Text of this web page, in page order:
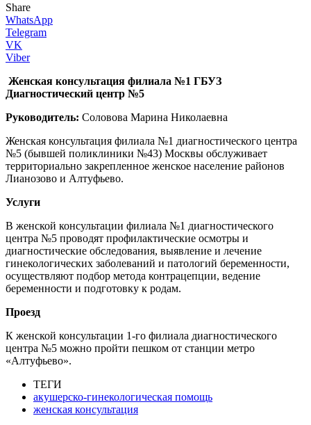
Share
WhatsApp
Telegram
VK
Viber
Женская консультация филиала №1 ГБУЗ
Диагностический центр №5
Руководитель: Соловова Марина Николаевна
Женская консультация филиала №1 диагностического центра
№5 (бывшей поликлиники №43) Москвы обслуживает
территориально закрепленное женское население районов
Лианозово и Алтуфьево.
Услуги
В женской консультации филиала №1 диагностического
центра №5 проводят профилактические осмотры и
диагностические обследования, выявление и лечение
гинекологических заболеваний и патологий беременности,
осуществляют подбор метода контрацепции, ведение
беременности и подготовку к родам.
Проезд
К женской консультации 1-го филиала диагностического
центра №5 можно пройти пешком от станции метро
«Алтуфьево».
ТЕГИ
акушерско-гинекологическая помощь
женская консультация